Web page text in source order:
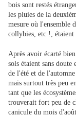
bois sont restés
les pluies de la
mesure où l'ensemble
collybies, etc !, étaient
Après avoir écarté
sols étaient sans doute
de l'été et de
mais surtout très peu
tant que les
trouverait fort peu de
canicule du mois